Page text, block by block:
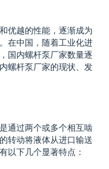
优越的性能，逐渐成为
在中国，随着工业化进
国内螺杆泵厂家数量逐
螺杆泵厂家的现状、发
通过两个或多个相互啮
转动将液体从进口输送
以下几个显著特点：